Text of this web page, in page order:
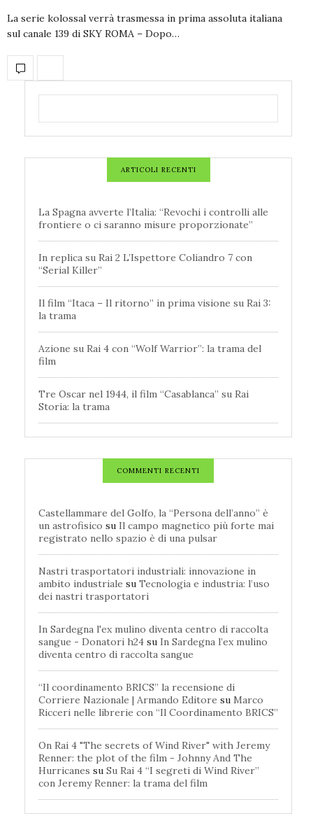
La serie kolossal verrà trasmessa in prima assoluta italiana
sul canale 139 di SKY ROMA – Dopo…
ARTICOLI RECENTI
La Spagna avverte l’Italia: “Revochi i controlli alle
frontiere o ci saranno misure proporzionate”
In replica su Rai 2 L’Ispettore Coliandro 7 con
“Serial Killer”
Il film “Itaca – Il ritorno” in prima visione su Rai 3:
la trama
Azione su Rai 4 con “Wolf Warrior”: la trama del
film
Tre Oscar nel 1944, il film “Casablanca” su Rai
Storia: la trama
COMMENTI RECENTI
Castellammare del Golfo, la “Persona dell’anno” è
un astrofisico su Il campo magnetico più forte mai
registrato nello spazio è di una pulsar
Nastri trasportatori industriali: innovazione in
ambito industriale su Tecnologia e industria: l’uso
dei nastri trasportatori
In Sardegna l'ex mulino diventa centro di raccolta
sangue - Donatori h24 su In Sardegna l’ex mulino
diventa centro di raccolta sangue
“Il coordinamento BRICS” la recensione di
Corriere Nazionale | Armando Editore su Marco
Ricceri nelle librerie con “Il Coordinamento BRICS”
On Rai 4 "The secrets of Wind River" with Jeremy
Renner: the plot of the film - Johnny And The
Hurricanes su Su Rai 4 “I segreti di Wind River”
con Jeremy Renner: la trama del film